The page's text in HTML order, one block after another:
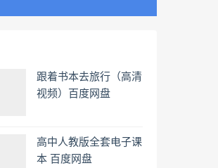
跟着书本去旅行（高清
视频）百度网盘
高中人教版全套电子课
本 百度网盘